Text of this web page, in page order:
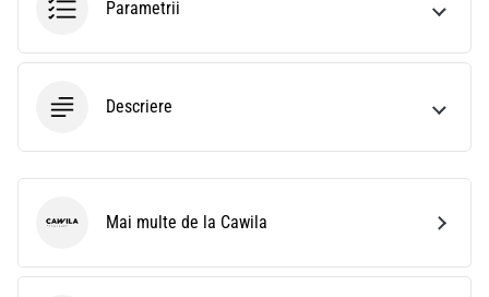
Parametrii
Descriere
Cawila Mai multe de la Cawila